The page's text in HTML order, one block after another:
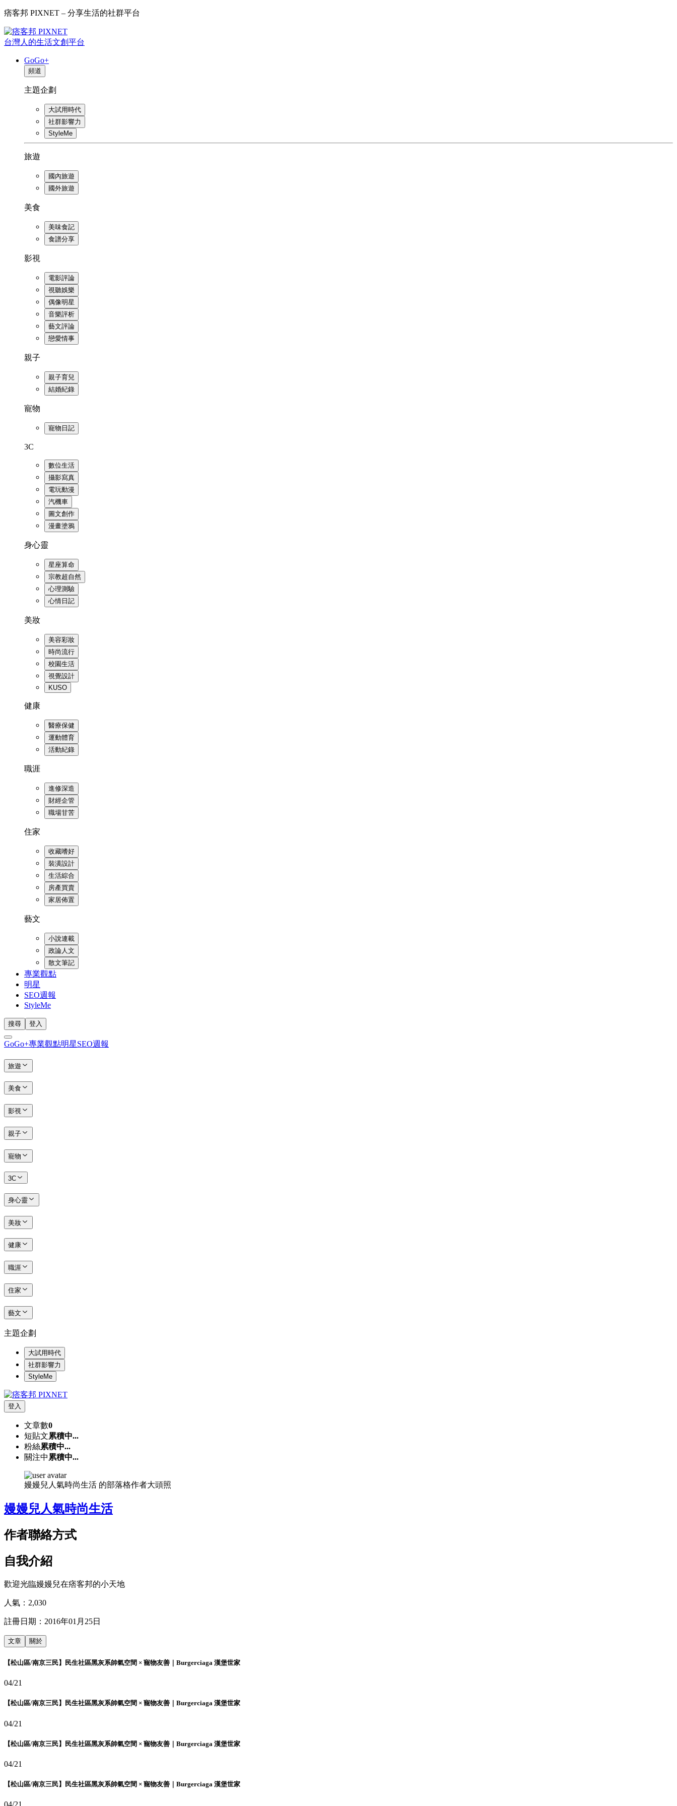
痞客邦 PIXNET – 分享生活的社群平台
台灣人的生活文創平台
GoGo+
頻道
主題企劃
大試用時代
社群影響力
StyleMe
旅遊
國內旅遊
國外旅遊
美食
美味食記
食譜分享
影視
電影評論
視聽娛樂
偶像明星
音樂評析
藝文評論
戀愛情事
親子
親子育兒
結婚紀錄
寵物
寵物日記
3C
數位生活
攝影寫真
電玩動漫
汽機車
圖文創作
漫畫塗鴉
身心靈
星座算命
宗教超自然
心理測驗
心情日記
美妝
美容彩妝
時尚流行
校園生活
視覺設計
KUSO
健康
醫療保健
運動體育
活動紀錄
職涯
進修深造
財經企管
職場甘苦
住家
收藏嗜好
裝潢設計
生活綜合
房產買賣
家居佈置
藝文
小說連載
政論人文
散文筆記
專業觀點
明星
SEO週報
StyleMe
搜尋 登入
GoGo+專業觀點明星SEO週報
旅遊
美食
影視
親子
寵物
3C
身心靈
美妝
健康
職涯
住家
藝文
主題企劃
大試用時代
社群影響力
StyleMe
登入
文章數0
短貼文累積中...
粉絲累積中...
關注中 累積中...
嫚嫚兒人氣時尚生活 的部落格作者大頭照
嫚嫚兒人氣時尚生活
作者聯絡方式
自我介紹
歡迎光臨嫚嫚兒在痞客邦的小天地
人氣： 2,030
註冊日期： 2016年01月25日
文章 關於
【松山區/南京三民】民生社區黑灰系帥氣空間 × 寵物友善｜Burgerciaga 漢堡世家
04/21
【松山區/南京三民】民生社區黑灰系帥氣空間 × 寵物友善｜Burgerciaga 漢堡世家
04/21
【松山區/南京三民】民生社區黑灰系帥氣空間 × 寵物友善｜Burgerciaga 漢堡世家
04/21
【松山區/南京三民】民生社區黑灰系帥氣空間 × 寵物友善｜Burgerciaga 漢堡世家